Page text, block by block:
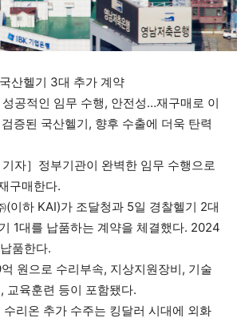
산헬기 3대 추가 계약
공적인 임무 수행, 안전성…재구매로 이
증된 국산헬기, 향후 수출에 더욱 탄력
기자］정부기관이 완벽한 임무 수행으로
구매한다.
(이하 KAI)가 조달청과 5일 경찰헬기 2대
1대를 납품하는 계약을 체결했다. 2024
품한다.
원으로 수리부속, 지상지원장비, 기술
교육훈련 등이 포함됐다.
수리온 추가 수주는 킹달러 시대에 외화